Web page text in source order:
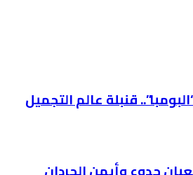
قنبلة عالم التجميل